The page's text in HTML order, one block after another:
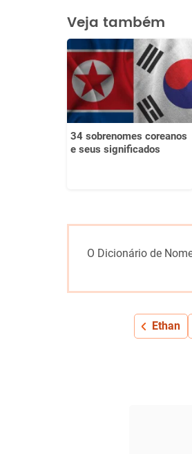
Este conteúdo contém
Este conteúdo não tem
Outro
Veja também
34 sobrenomes coreanos
e seus significados
O Dicionário de
Ethan